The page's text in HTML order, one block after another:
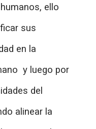
ello
sus
en la
y luego por
del
alinear la